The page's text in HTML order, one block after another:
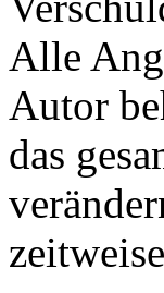
Alle
Autor
das